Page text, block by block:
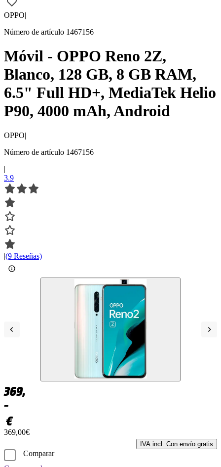
OPPO|
Número de artículo 1467156
Móvil - OPPO Reno 2Z,
Blanco, 128 GB, 8 GB RAM,
6.5" Full HD+, MediaTek Helio
P90, 4000 mAh, Android
OPPO|
Número de artículo 1467156
|
3.9
|(9 Reseñas)
369,
–
€
369,00€
IVA incl. Con envío gratis
Comparar